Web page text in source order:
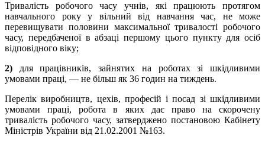
Тривалість робочого часу учнів, які працюють протягом
навчального року у вільний від навчання час, не може
перевищувати половини максимальної тривалості робочого
часу, передбаченої в абзаці першому цього пункту для осіб
відповідного віку;
2) для працівників, зайнятих на роботах зі шкідливими
умовами праці, — не більш як 36 годин на тиждень.
Перелік виробництв, цехів, професій і посад зі шкідливими
умовами праці, робота в яких дає право на скорочену
тривалість робочого часу, затверджено постановою Кабінету
Міністрів України від 21.02.2001 №163.